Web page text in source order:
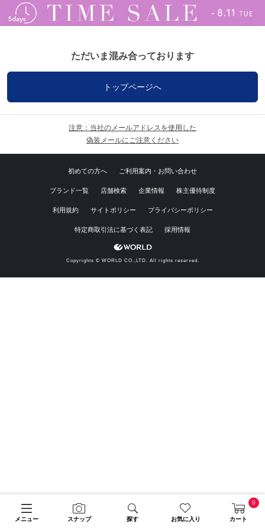
メニュー スナップ 探す お気に入り カート
0
ただいま混み合っております
トップページへ
注意：当社のメールアドレスを使用した
偽装メールにご注意ください
初めての方へ ご利用案内・お問い合わせ
ブランド一覧 店舗検索 企業情報 株主優待制度
利用規約 サイトポリシー プライバシーポリシー
特定商取引法に基づく表記 採用情報
Copyrights © WORLD CO.,LTD. All rights reserved.